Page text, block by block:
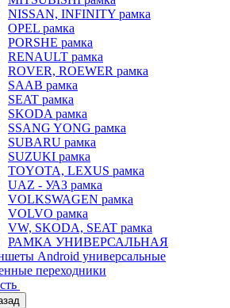
NISSAN, INFINITY рамка
OPEL рамка
PORSHE рамка
RENAULT рамка
ROVER, ROEWER рамка
SAAB рамка
SEAT рамка
SKODA рамка
SSANG YONG рамка
SUBARU рамка
SUZUKI рамка
TOYOTA, LEXUS рамка
UAZ - УАЗ рамка
VOLKSWAGEN рамка
VOLVO рамка
VW, SKODA, SEAT рамка
РАМКА УНИВЕРСАЛЬНАЯ
Android универсальные
переходники